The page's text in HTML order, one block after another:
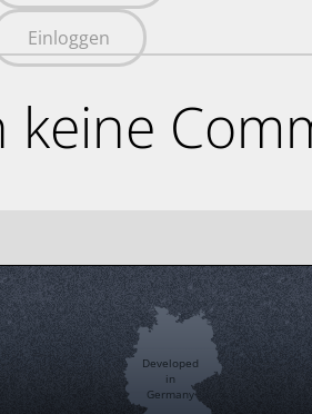
Einloggen
keine
Developed
in
Germany